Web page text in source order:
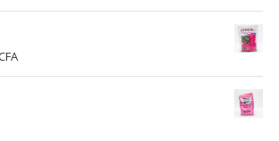
de
500 CFA
Plage
de